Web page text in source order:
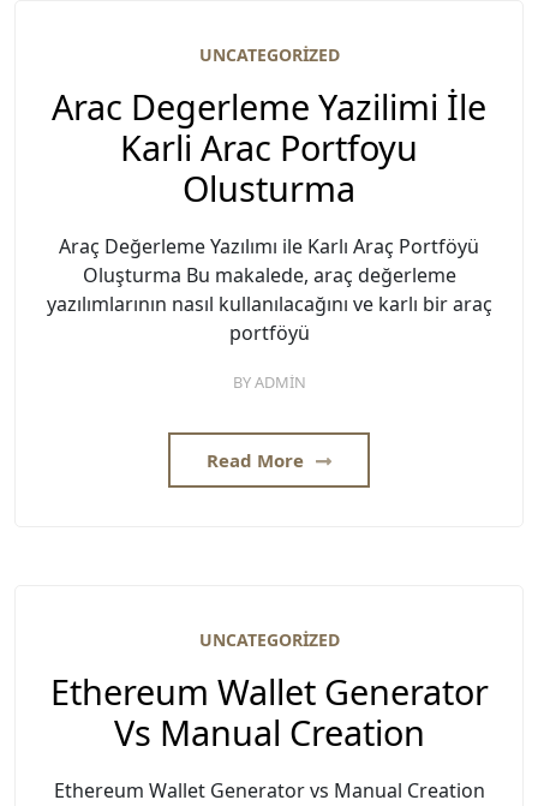
UNCATEGORIZED
Arac Degerleme Yazilimi İle
Karli Arac Portfoyu
Olusturma
Araç Değerleme Yazılımı ile Karlı Araç Portföyü
Oluşturma Bu makalede, araç değerleme
yazılımlarının nasıl kullanılacağını ve karlı bir araç
portföyü
BYADMIN
Read More
UNCATEGORIZED
Ethereum Wallet Generator
Vs Manual Creation
Ethereum Wallet Generator vs Manual Creation